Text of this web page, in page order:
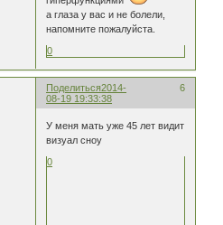
а глаза у вас и не болели,
напомните пожалуйста.
0
Поделиться 6
2014-
08-19 19:33:38
У меня мать уже 45 лет видит
визуал сноу
0